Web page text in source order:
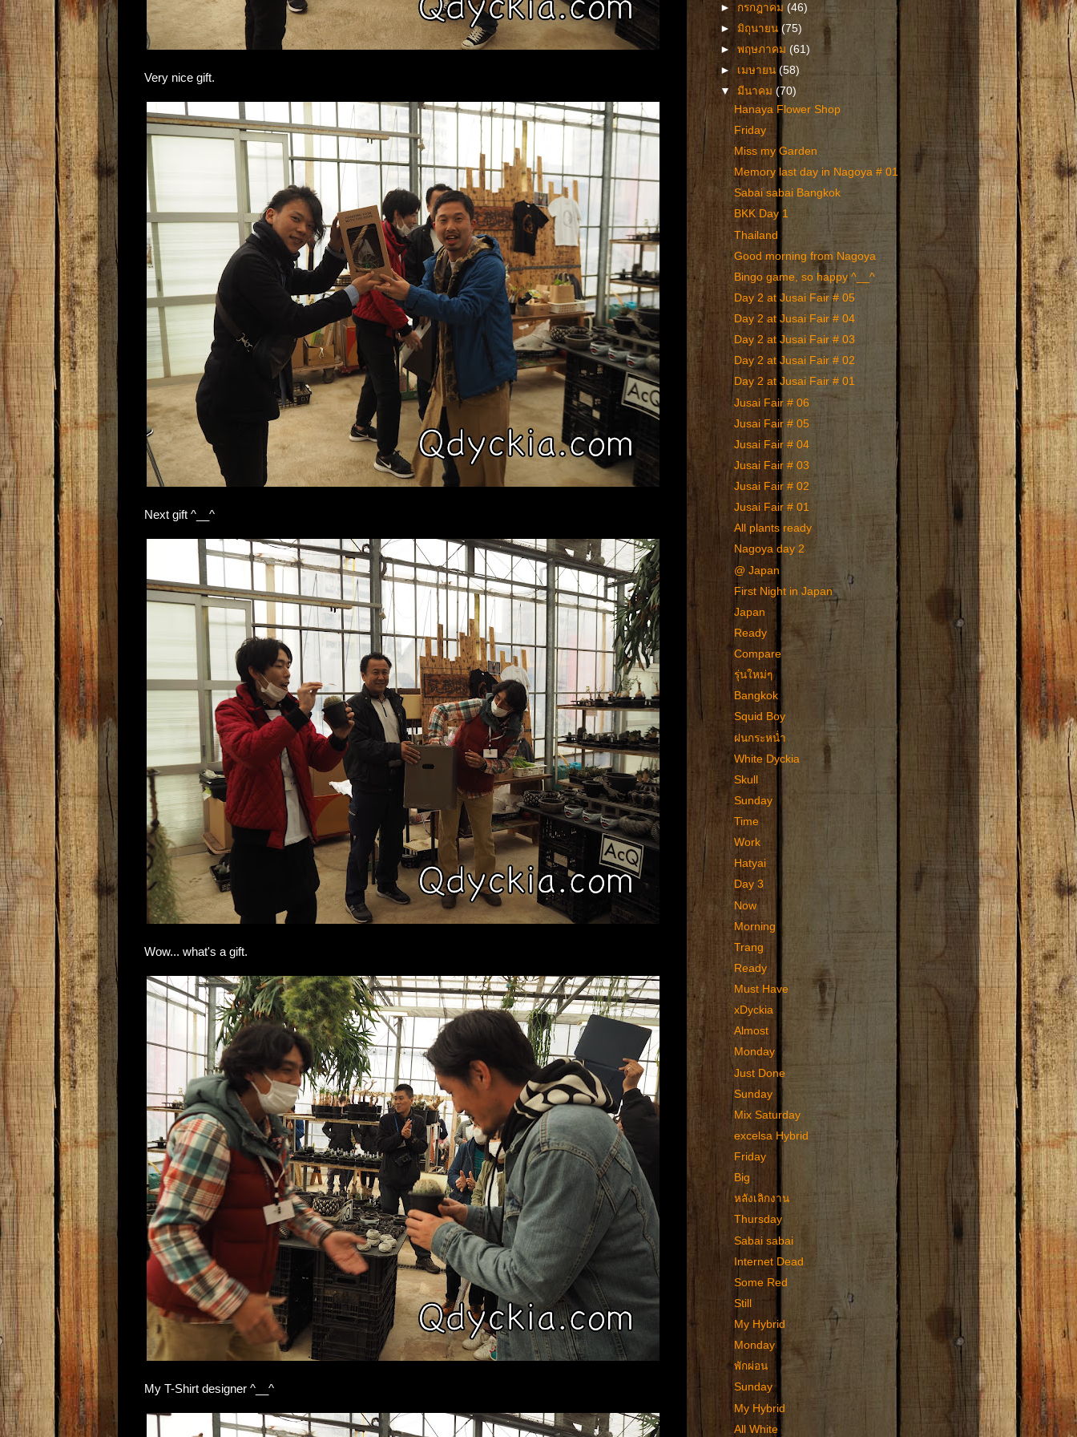
Very nice gift.
Next gift ^__^
Wow... what's a gift.
My T-Shirt designer ^__^
► กรกฎาคม (46)
►มิถุนายน(75)
►พฤษภาคม (61)
► เมษายน(58)
▼มีนาคม(70)
Hanaya Flower Shop
Friday
Miss my Garden
Memory last day in Nagoya # 01
Sabai sabai Bangkok
BKK Day 1
Thailand
Good morning from Nagoya
Bingo game, so happy ^__^
Day 2 at Jusai Fair # 05
Day 2 at Jusai Fair # 04
Day 2 at Jusai Fair # 03
Day 2 at Jusai Fair # 02
Day 2 at Jusai Fair # 01
Jusai Fair # 06
Jusai Fair # 05
Jusai Fair # 04
Jusai Fair # 03
Jusai Fair # 02
Jusai Fair # 01
All plants ready
Nagoya day 2
@ Japan
First Night in Japan
Japan
Ready
Compare
รุ่นใหม่ๆ
Bangkok
Squid Boy
ฝนกระหน่ำ
White Dyckia
Skull
Sunday
Time
Work
Hatyai
Day 3
Now
Morning
Trang
Ready
Must Have
xDyckia
Almost
Monday
Just Done
Sunday
Mix Saturday
excelsa Hybrid
Friday
Big
หลังเลิกงาน
Thursday
Sabai sabai
Internet Dead
Some Red
Still
My Hybrid
Monday
พักผ่อน
Sunday
My Hybrid
All White